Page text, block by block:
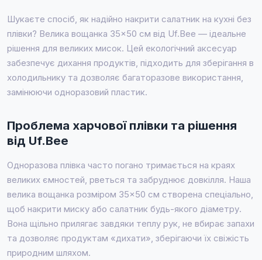
Шукаєте спосіб, як надійно накрити салатник на кухні без
плівки? Велика вощанка 35×50 см від Uf.Bee — ідеальне
рішення для великих мисок. Цей екологічний аксесуар
забезпечує дихання продуктів, підходить для зберігання в
холодильнику та дозволяє багаторазове використання,
замінюючи одноразовий пластик.
Проблема харчової плівки та рішення
від Uf.Bee
Одноразова плівка часто погано тримається на краях
великих ємностей, рветься та забруднює довкілля. Наша
велика вощанка розміром 35×50 см створена спеціально,
щоб накрити миску або салатник будь-якого діаметру.
Вона щільно прилягає завдяки теплу рук, не вбирає запахи
та дозволяє продуктам «дихати», зберігаючи їх свіжість
природним шляхом.